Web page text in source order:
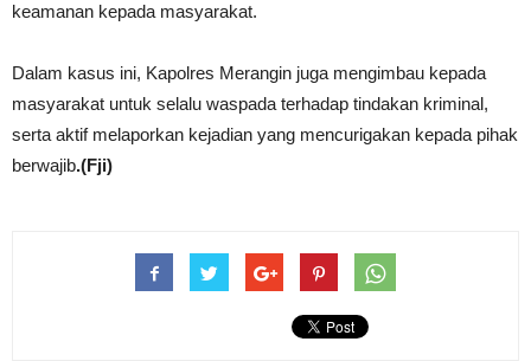
keamanan kepada masyarakat.
Dalam kasus ini, Kapolres Merangin juga mengimbau kepada
masyarakat untuk selalu waspada terhadap tindakan kriminal,
serta aktif melaporkan kejadian yang mencurigakan kepada pihak
berwajib.(Fji)